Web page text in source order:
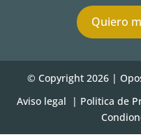
Quiero
© Copyright 2026 |
Aviso legal
| Politica de